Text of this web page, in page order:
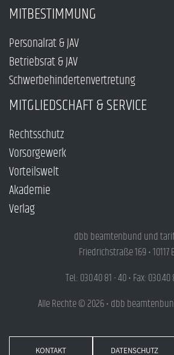
MITBESTIMMUNG
Personalrat & JAV
Betriebsrat & JAV
Schwerbehindertenvertretung
MITGLIEDSCHAFT & SERVICE
Rechtsschutz
Vorsorgewerk
Vorteilswelt
Akademie
Verlag
dbb beamtenbund und
Friedrichstraße 169 • 10117
Tel.: 030.40 81 - 40 • Fax:
Alle Rechte © 2026 • dbb
KONTAKT DATENSCHUTZ